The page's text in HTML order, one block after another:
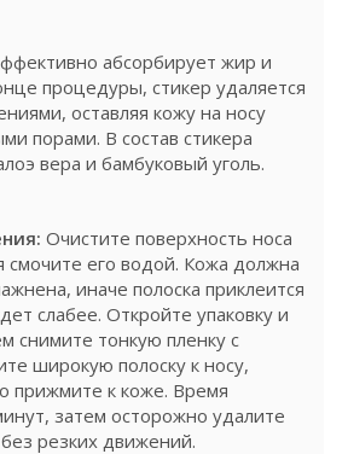
абсорбирует жир и
процедуры, стикер удаляется
оставляя кожу на носу
порами. В состав стикера
вера и бамбуковый уголь.
Очистите поверхность носа
смочите его водой. Кожа должна
иначе полоска приклеится
слабее. Откройте упаковку и
снимите тонкую пленку с
широкую полоску к носу,
прижмите к коже. Время
затем осторожно удалите
резких движений.